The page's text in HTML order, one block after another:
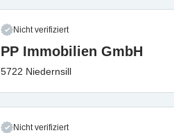
Nicht verifiziert
PP Immobilien GmbH
5722 Niedernsill
Nicht verifiziert